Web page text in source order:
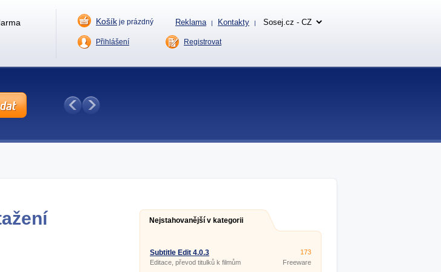
Nejstahovanější v kategorii
Subtitle Edit 4.0.3
Editace, převod titulků k filmům
173
Freeware
Košík je prázdný Reklama | Kontakty |
Přihlášení Registrovat